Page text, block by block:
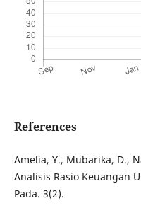
References
Amelia, Y., Mubarika, D.,
Analisis Rasio Keuangan
Pada. 3(2).